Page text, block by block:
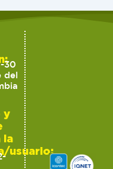
30
del
y
la
usuario: